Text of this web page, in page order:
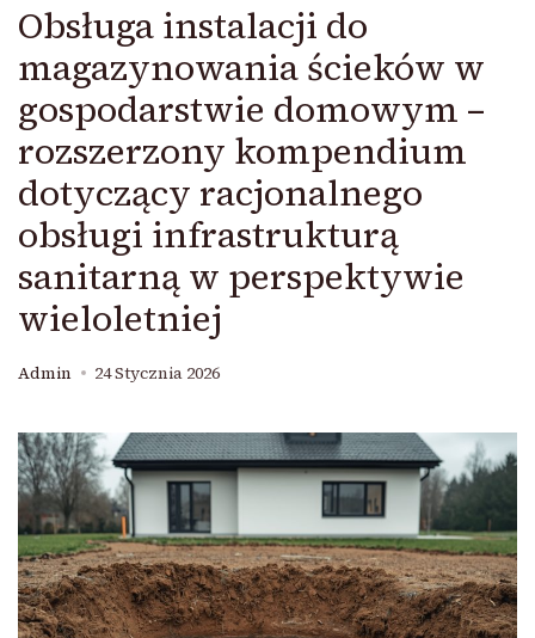
Obsługa instalacji do
magazynowania ścieków w
gospodarstwie domowym –
rozszerzony kompendium
dotyczący racjonalnego
obsługi infrastrukturą
sanitarną w perspektywie
wieloletniej
Admin 24 Stycznia 2026